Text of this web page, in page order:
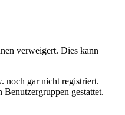
verweigert. Dies kann
noch gar nicht registriert.
gestattet.